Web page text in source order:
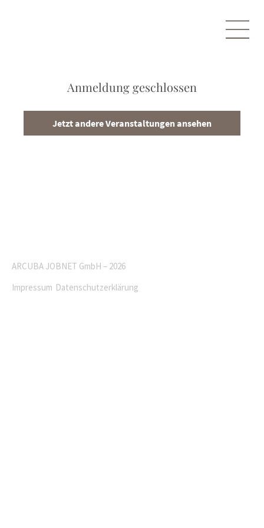
Anmeldung geschlossen
Jetzt andere Veranstaltungen ansehen
ARCUBA JOBNET GmbH – 2026
Impressum Datenschutzerklärung